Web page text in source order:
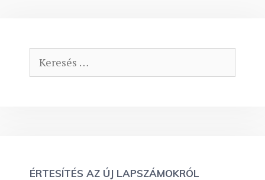
Keresés:
ÉRTESÍTÉS AZ ÚJ LAPSZÁMOKRÓL